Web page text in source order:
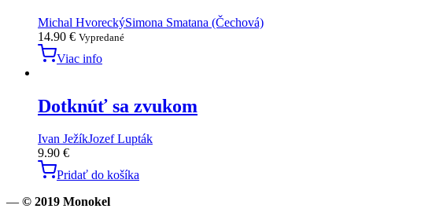
Michal HvoreckýSimona Smatana (Čechová)
14.90 € Vypredané
Viac info
Dotknúť sa zvukom
Ivan JežíkJozef Lupták
9.90 €
Pridať do košíka
— © 2019 Monokel